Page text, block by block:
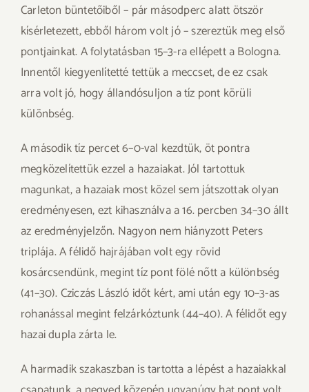
Carleton büntetőiből – pár másodperc alatt ötször
kísérletezett, ebből három volt jó – szereztük meg első
pontjainkat. A folytatásban 15–3-ra ellépett a Bologna.
Innentől kiegyenlítetté tettük a meccset, de ez csak
arra volt jó, hogy állandósuljon a tíz pont körüli
különbség.
A második tíz percet 6–0-val kezdtük, öt pontra
megközelítettük ezzel a hazaiakat. Jól tartottuk
magunkat, a hazaiak most közel sem játszottak olyan
eredményesen, ezt kihasználva a 16. percben 34–30 állt
az eredményjelzőn. Nagyon nem hiányzott Peters
triplája. A félidő hajrájában volt egy rövid
kosárcsendünk, megint tíz pont fölé nőtt a különbség
(41–30). Cziczás László időt kért, ami után egy 10–3-as
rohanással megint felzárkóztunk (44–40). A félidőt egy
hazai dupla zárta le.
A harmadik szakaszban is tartotta a lépést a hazaiakkal